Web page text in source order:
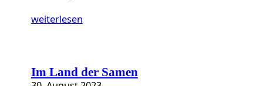
weiterlesen
Im Land der Samen